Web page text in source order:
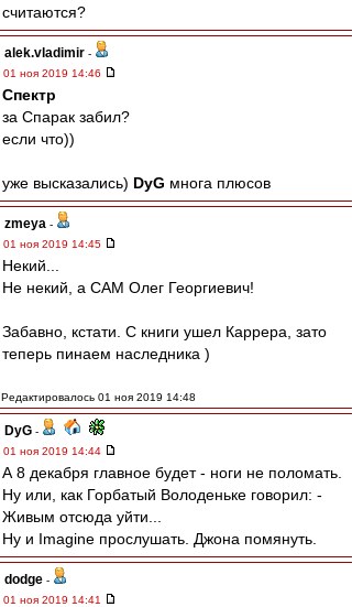
считаются?
alek.vladimir -
01 ноя 2019 14:46
Спектр
за Спарак забил?
если что))
уже высказались) DyG многа плюсов
zmeya -
01 ноя 2019 14:45
Некий...
Не некий, а САМ Олег Георгиевич!
Забавно, кстати. С книги ушел Каррера, зато
теперь пинаем наследника )
Редактировалось 01 ноя 2019 14:48
DyG -
01 ноя 2019 14:44
А 8 декабря главное будет - ноги не поломать.
Ну или, как Горбатый Володеньке говорил: -
Живым отсюда уйти...
Ну и Imagine прослушать. Джона помянуть.
dodge -
01 ноя 2019 14:41